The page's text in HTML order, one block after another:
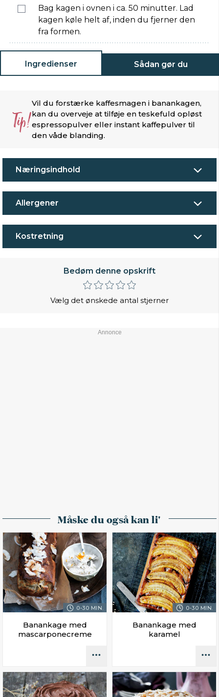
Bag kagen i ovnen i ca. 50 minutter. Lad
kagen køle helt af, inden du fjerner den
fra formen.
Ingredienser Sådan gør du
Tip!
Vil du forstærke kaffesmagen i banankagen,
kan du overveje at tilføje en teskefuld opløst
espressopulver eller instant kaffepulver til
den våde blanding.
Næringsindhold
Allergener
Kostretning
Bedøm denne opskrift
Vælg det ønskede antal stjerner
Måske du også kan li'
0-30 MIN.
Banankage med
mascarponecreme
0-30 MIN.
Banankage med
karamel